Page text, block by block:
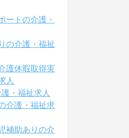
ートの介護・
の介護・福祉
護休暇取得実
人
・福祉求人
介護・福祉求
補助ありの介